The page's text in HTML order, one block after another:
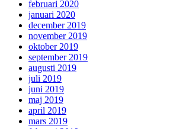
februari 2020
januari 2020
december 2019
november 2019
oktober 2019
september 2019
augusti 2019
juli 2019
juni 2019
maj 2019
april 2019
mars 2019